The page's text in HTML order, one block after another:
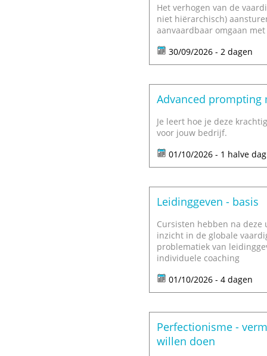
Het verhogen van de
niet hiërarchisch)
aanvaardbaar omgaan
30/09/2026 - 2 dagen
Advanced prompting
Je leert hoe je deze
voor jouw bedrijf.
01/10/2026 - 1 halve dag
Leidinggeven - basis
Cursisten hebben na
inzicht in de globale
problematiek van
individuele coaching
01/10/2026 - 4 dagen
Perfectionisme -
willen doen